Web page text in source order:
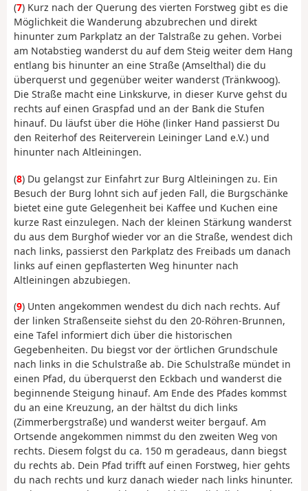
(7) Kurz nach der Querung des vierten Forstweg gibt es die
Möglichkeit die Wanderung abzubrechen und direkt
hinunter zum Parkplatz an der Talstraße zu gehen. Vorbei
am Notabstieg wanderst du auf dem Steig weiter dem Hang
entlang bis hinunter an eine Straße (Amselthal) die du
überquerst und gegenüber weiter wanderst (Tränkwoog).
Die Straße macht eine Linkskurve, in dieser Kurve gehst du
rechts auf einen Graspfad und an der Bank die Stufen
hinauf. Du läufst über die Höhe (linker Hand passierst Du
den Reiterhof des Reiterverein Leininger Land e.V.) und
hinunter nach Altleiningen.
(8) Du gelangst zur Einfahrt zur Burg Altleiningen zu. Ein
Besuch der Burg lohnt sich auf jeden Fall, die Burgschänke
bietet eine gute Gelegenheit bei Kaffee und Kuchen eine
kurze Rast einzulegen. Nach der kleinen Stärkung wanderst
du aus dem Burghof wieder vor an die Straße, wendest dich
nach links, passierst den Parkplatz des Freibads um danach
links auf einen gepflasterten Weg hinunter nach
Altleiningen abzubiegen.
(9) Unten angekommen wendest du dich nach rechts. Auf
der linken Straßenseite siehst du den 20-Röhren-Brunnen,
eine Tafel informiert dich über die historischen
Gegebenheiten. Du biegst vor der örtlichen Grundschule
nach links in die Schulstraße ab. Die Schulstraße mündet in
einen Pfad, du überquerst den Eckbach und wanderst die
beginnende Steigung hinauf. Am Ende des Pfades kommst
du an eine Kreuzung, an der hältst du dich links
(Zimmerbergstraße) und wanderst weiter bergauf. Am
Ortsende angekommen nimmst du den zweiten Weg von
rechts. Diesem folgst du ca. 150 m geradeaus, dann biegst
du rechts ab. Dein Pfad trifft auf einen Forstweg, hier gehts
du nach rechts und kurz danach wieder nach links hinunter.